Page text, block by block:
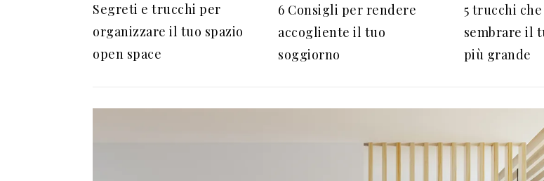
Segreti e trucchi per
organizzare il tuo spazio
open space
6 Consigli per rendere
accogliente il tuo
soggiorno
5 trucchi
sembrare il
più grande